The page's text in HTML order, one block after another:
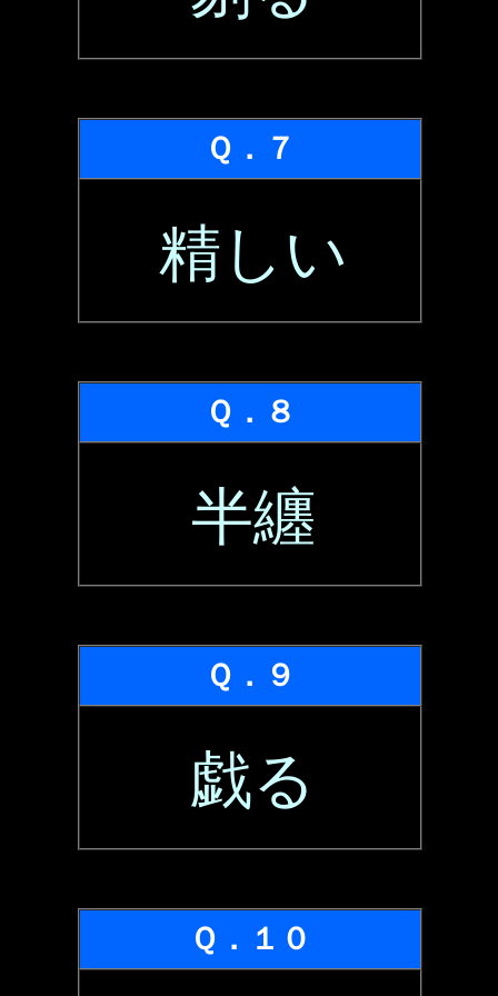
Ｑ．７
精しい
Ｑ．８
半纏
Ｑ．９
戯る
Ｑ．１０